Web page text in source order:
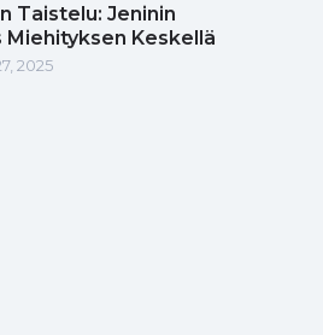
Taistelu: Jeninin
Miehityksen Keskellä
2025